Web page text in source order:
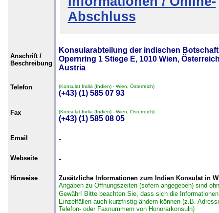
Abschluss
Anschrift /
Beschreibung
Konsularabteilung der indischen
Opernring 1 Stiege E, 1010 Wien,
Austria
Telefon (Konsulat India (Indien) - Wien, Österreich)
(+43) (1) 585 07 93
Fax (Konsulat India (Indien) - Wien, Österreich)
(+43) (1) 585 08 05
Email -
Webseite -
Hinweise
Zusätzliche Informationen zum Indien Konsulat in
Angaben zu Öffnungszeiten (sofern angegeben) sind
Gewähr! Bitte beachten Sie, dass sich die
Einzelfällen auch kurzfristig ändern können (z.B.
Telefon- oder Faxnummern von Honorarkonsuln)